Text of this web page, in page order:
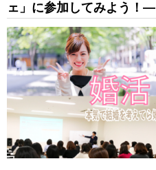
ェ」に参加してみよう！―